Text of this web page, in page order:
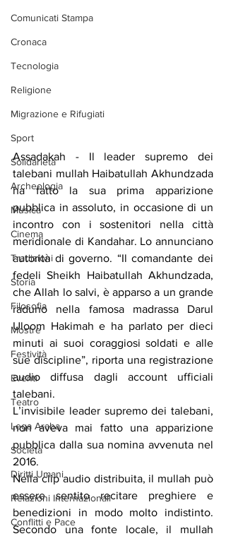
Comunicati Stampa
Cronaca
Tecnologia
Religione
Migrazione e Rifugiati
Sport
Solidarietà
Archeologia
Musica
Cinema
Tradizioni
Storia
Filosofia
Mostre
Festività
Eventi
Teatro
Lega Araba
Società
Diritti Umani
Relazioni Internazionali
Conflitti e Pace
Assadakah - Il leader supremo dei
talebani mullah Haibatullah Akhundzada
ha fatto la sua prima apparizione
pubblica in assoluto, in occasione di un
incontro con i sostenitori nella città
meridionale di Kandahar. Lo annunciano
autorità di governo. “Il comandante dei
fedeli Sheikh Haibatullah Akhundzada,
che Allah lo salvi, è apparso a un grande
raduno nella famosa madrassa Darul
Uloom Hakimah e ha parlato per dieci
minuti ai suoi coraggiosi soldati e alle
sue discipline”, riporta una registrazione
audio diffusa dagli account ufficiali
talebani.
L’invisibile leader supremo dei talebani,
non aveva mai fatto una apparizione
pubblica dalla sua nomina avvenuta nel
2016.
Nella clip audio distribuita, il mullah può
essere sentito recitare preghiere e
benedizioni in modo molto indistinto.
Secondo una fonte locale, il mullah